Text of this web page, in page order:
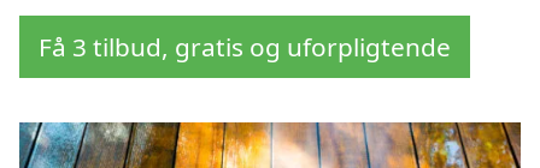
Få 3 tilbud, gratis og uforpligtende